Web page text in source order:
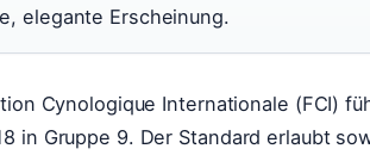
elegante Erscheinung.
Cynologique Internationale (FCI)
in Gruppe 9. Der Standard erlaubt